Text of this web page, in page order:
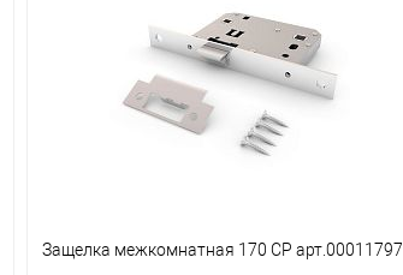
Купить в 1 клик
Сравнение
В избранное
В наличии (6)
Защелка межкомнатная 170 СР арт.00011797